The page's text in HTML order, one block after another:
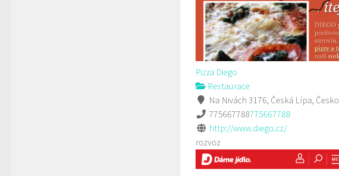
Pizza Diego
Restaurace
Na Nivách 3176, Česká Lípa, Česko
775667788775667788
http://www.diego.cz/
rozvoz